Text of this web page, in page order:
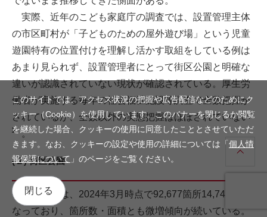
実際、近年のこども家庭庁の調査では、設置管理主体
の市区町村が「子どものための屋外遊び場」という児童
遊園特有の位置付けを理解し活かす取組をしている例は
あまり見られず、設置管理者にとって街区公園と明確な
違いが認識されていない現状が確認されている。厚生労
働省が実施する毎年の社会福祉施設等調査で全数把握が
されているが、全数以外の実態把握はほぼされていない2
5 。
(２) 街区公園
街区公園は、2024年3月時点で92,677箇所14,742haと
なっており、箇所数・面積とも微増傾向が続いている。
このサイトでは、アクセス状況の把握や広告配信などのためにク
ッキー（Cookie）を使用しています。このバナーを閉じるか閲覧
を継続した場合、クッキーの使用に同意したこととさせていただ
きます。なお、クッキーの設定や使用の詳細については「 個人情
報保護について 」のページをご覧ください。
閉じる